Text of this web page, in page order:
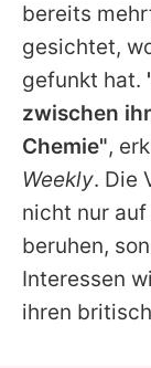
bereits
gesichtet,
gefunkt hat.
zwischen
Chemie",
Weekly. Die
nicht nur
beruhen,
Interessen
ihren